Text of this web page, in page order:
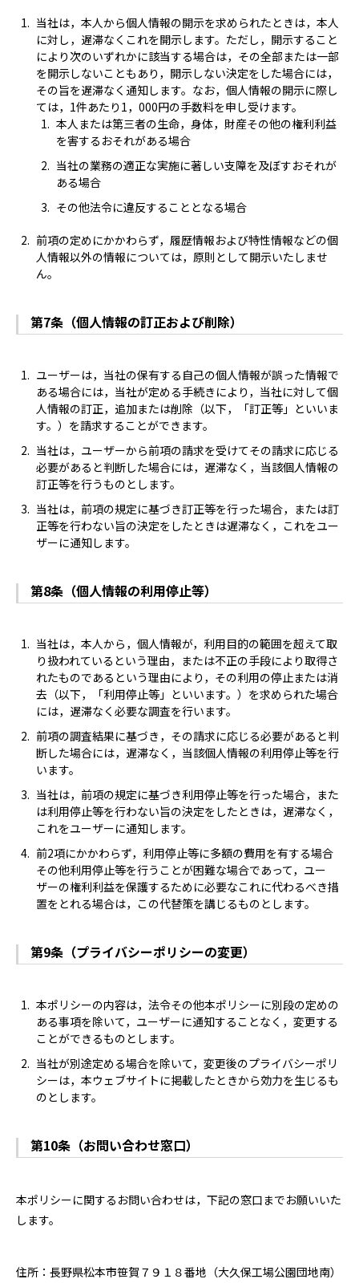
当社は，本人から個人情報の開示を求められたときは，本人
に対し，遅滞なくこれを開示します。ただし，開示すること
により次のいずれかに該当する場合は，その全部または一部
を開示しないこともあり，開示しない決定をした場合には，
その旨を遅滞なく通知します。なお，個人情報の開示に際し
ては，1件あたり1，000円の手数料を申し受けます。
本人または第三者の生命，身体，財産その他の権利利益
を害するおそれがある場合
当社の業務の適正な実施に著しい支障を及ぼすおそれが
ある場合
その他法令に違反することとなる場合
前項の定めにかかわらず，履歴情報および特性情報などの個
人情報以外の情報については，原則として開示いたしませ
ん。
第7条（個人情報の訂正および削除）
ユーザーは，当社の保有する自己の個人情報が誤った情報で
ある場合には，当社が定める手続きにより，当社に対して個
人情報の訂正，追加または削除（以下，「訂正等」といいま
す。）を請求することができます。
当社は，ユーザーから前項の請求を受けてその請求に応じる
必要があると判断した場合には，遅滞なく，当該個人情報の
訂正等を行うものとします。
当社は，前項の規定に基づき訂正等を行った場合，または訂
正等を行わない旨の決定をしたときは遅滞なく，これをユー
ザーに通知します。
第8条（個人情報の利用停止等）
当社は，本人から，個人情報が，利用目的の範囲を超えて取
り扱われているという理由，または不正の手段により取得さ
れたものであるという理由により，その利用の停止または消
去（以下，「利用停止等」といいます。）を求められた場合
には，遅滞なく必要な調査を行います。
前項の調査結果に基づき，その請求に応じる必要があると判
断した場合には，遅滞なく，当該個人情報の利用停止等を行
います。
当社は，前項の規定に基づき利用停止等を行った場合，また
は利用停止等を行わない旨の決定をしたときは，遅滞なく，
これをユーザーに通知します。
前2項にかかわらず，利用停止等に多額の費用を有する場合
その他利用停止等を行うことが困難な場合であって，ユー
ザーの権利利益を保護するために必要なこれに代わるべき措
置をとれる場合は，この代替策を講じるものとします。
第9条（プライバシーポリシーの変更）
本ポリシーの内容は，法令その他本ポリシーに別段の定めの
ある事項を除いて，ユーザーに通知することなく，変更する
ことができるものとします。
当社が別途定める場合を除いて，変更後のプライバシーポリ
シーは，本ウェブサイトに掲載したときから効力を生じるも
のとします。
第10条（お問い合わせ窓口）
本ポリシーに関するお問い合わせは，下記の窓口までお願いいた
します。
住所：長野県松本市笹賀７９１８番地（大久保工場公園団地南）